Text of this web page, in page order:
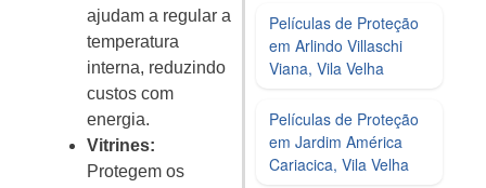
ajudam a regular a
temperatura
interna, reduzindo
custos com
energia.
Vitrines:
Protegem os
Películas de Proteção
em Arlindo Villaschi
Viana, Vila Velha
Películas de Proteção
em Jardim América
Cariacica, Vila Velha